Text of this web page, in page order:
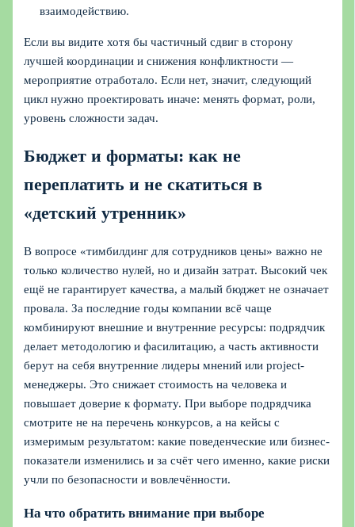
взаимодействию.
Если вы видите хотя бы частичный сдвиг в сторону
лучшей координации и снижения конфликтности —
мероприятие отработало. Если нет, значит, следующий
цикл нужно проектировать иначе: менять формат, роли,
уровень сложности задач.
Бюджет и форматы: как не
переплатить и не скатиться в
«детский утренник»
В вопросе «тимбилдинг для сотрудников цены» важно не
только количество нулей, но и дизайн затрат. Высокий чек
ещё не гарантирует качества, а малый бюджет не означает
провала. За последние годы компании всё чаще
комбинируют внешние и внутренние ресурсы: подрядчик
делает методологию и фасилитацию, а часть активности
берут на себя внутренние лидеры мнений или project-
менеджеры. Это снижает стоимость на человека и
повышает доверие к формату. При выборе подрядчика
смотрите не на перечень конкурсов, а на кейсы с
измеримым результатом: какие поведенческие или бизнес-
показатели изменились и за счёт чего именно, какие риски
учли по безопасности и вовлечённости.
На что обратить внимание при выборе